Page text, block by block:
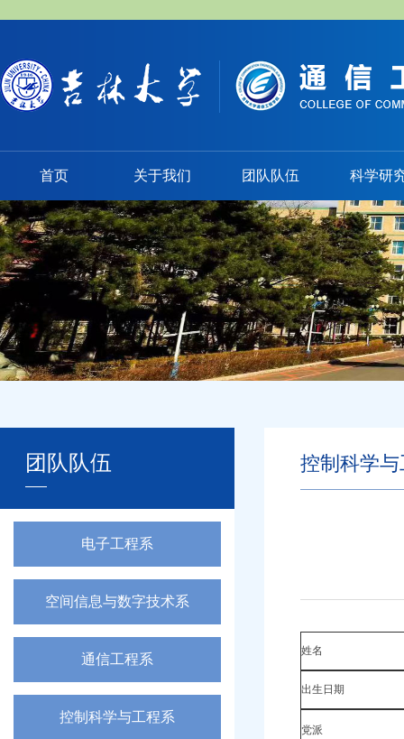
首页 关于我们 团队队伍 科学研
团队队伍
电子工程系
空间信息与数字技术系
通信工程系
控制科学与工程系
控制科学
姓名
出生日期
党派